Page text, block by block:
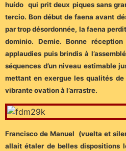
huído qui prit deux piques sans
tercio. Bon début de faena avant
par trop désordonnée, la faena
dominio. Demie. Bonne
applaudies puis brindis à
séquences d’un niveau estimable
mettant en exergue les qualités
vibrante ovation à l’arrastre.
Francisco de Manuel (vuelta et
allait étaler de belles dispositions